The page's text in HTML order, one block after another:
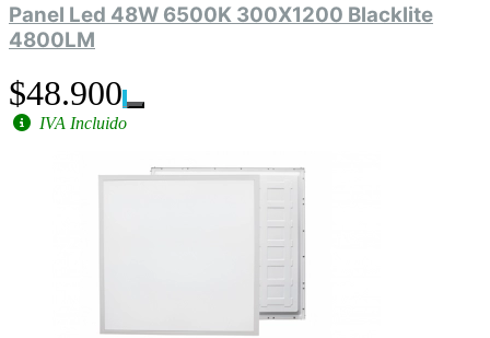
Panel Led 48W 6500K 300X1200 Blacklite
4800LM
$48.900
IVA Incluido